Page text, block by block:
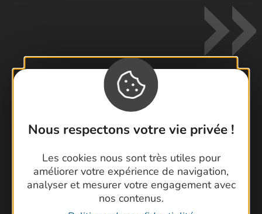
Nous respectons votre vie privée !
Les cookies nous sont très utiles pour
améliorer votre expérience de navigation,
analyser et mesurer votre engagement avec
nos contenus.
Contactez-nous !
Foire aux questions
Cartoguides et Topoguides
Latitude Gard